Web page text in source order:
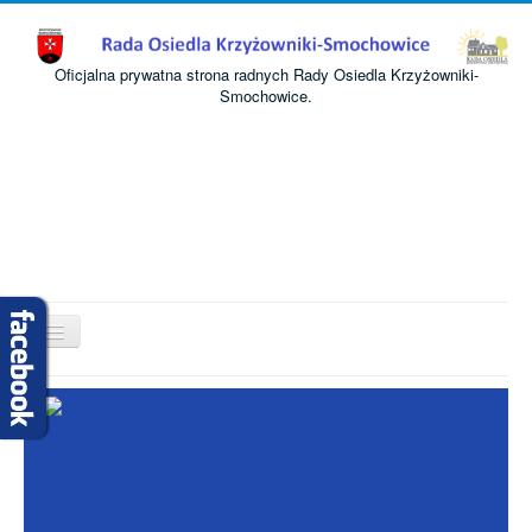
Oficjalna prywatna strona radnych Rady Osiedla Krzyżowniki-
Smochowice.
Przełącz
nawigację
Start
O nas